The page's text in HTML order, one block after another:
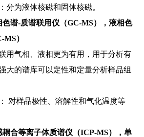
为液体核磁和固体核磁。
谱-质谱联用仪（GC-MS），液相色
）
用气相、液相更为有用，用于分析有
大的谱库可以定性和定量分析样品组
对样品极性、溶解性和气化温度等
耦合等离子体质谱仪（ICP-MS），单